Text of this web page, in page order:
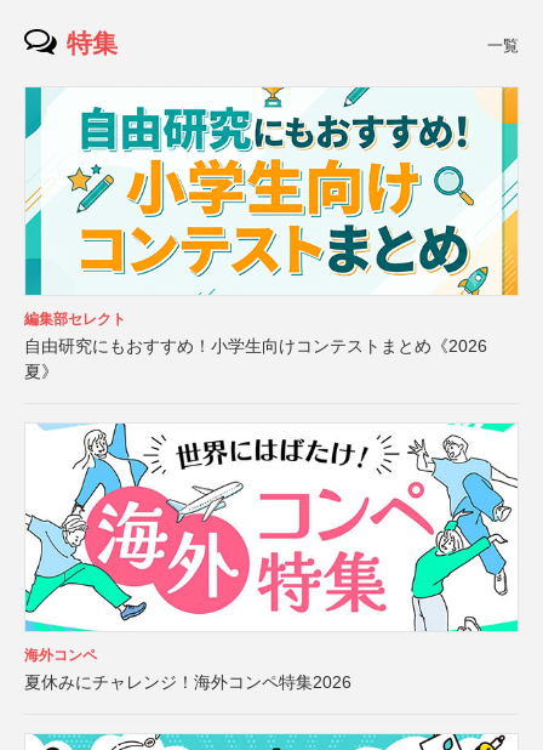
特集 一覧
編集部セレクト
自由研究にもおすすめ！小学生向けコンテストまとめ《2026
夏》
海外コンペ
夏休みにチャレンジ！海外コンペ特集2026